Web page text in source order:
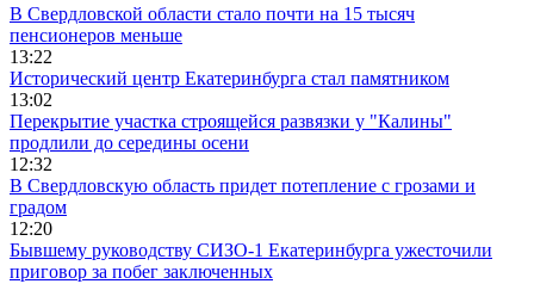
В Свердловской области стало почти на 15 тысяч
пенсионеров меньше
13:22
Исторический центр Екатеринбурга стал памятником
13:02
Перекрытие участка строящейся развязки у "Калины"
продлили до середины осени
12:32
В Свердловскую область придет потепление с грозами и
градом
12:20
Бывшему руководству СИЗО-1 Екатеринбурга ужесточили
приговор за побег заключенных